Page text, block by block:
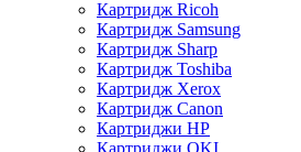
Картридж Ricoh
Картридж Samsung
Картридж Sharp
Картридж Toshiba
Картридж Xerox
Картридж Сanon
Картриджи HP